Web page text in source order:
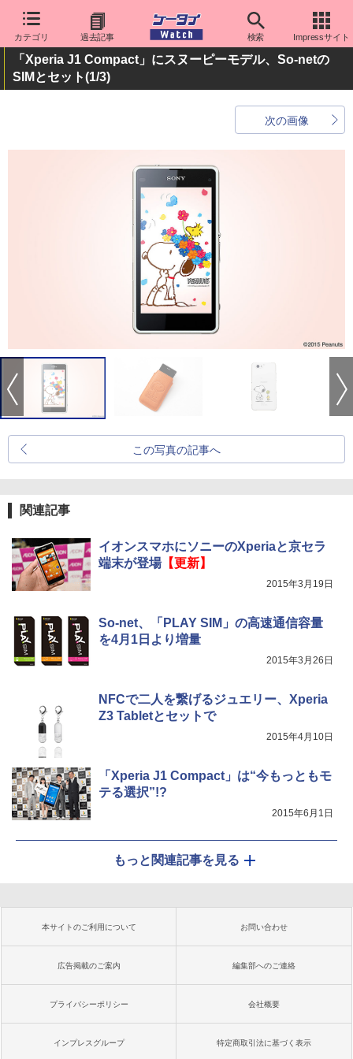
カテゴリ 過去記事 検索 Impressサイト
「Xperia J1 Compact」にスヌーピーモデル、So-netの
SIMとセット(1/3)
次の画像
この写真の記事へ
関連記事
イオンスマホにソニーのXperiaと京セラ
端末が登場【更新】
2015年3月19日
So-net、「PLAY SIM」の高速通信容量
を4月1日より増量
2015年3月26日
NFCで二人を繋げるジュエリー、Xperia
Z3 Tabletとセットで
2015年4月10日
「Xperia J1 Compact」は“今もっともモ
テる選択”!?
2015年6月1日
もっと関連記事を見る
本サイトのご利用について お問い合わせ
広告掲載のご案内 編集部へのご連絡
プライバシーポリシー 会社概要
インプレスグループ 特定商取引法に基づく表示